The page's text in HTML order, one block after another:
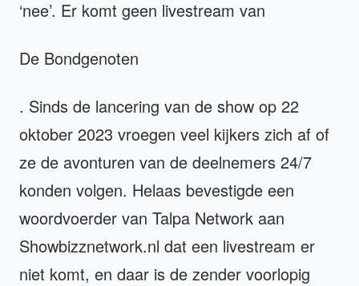
‘nee’. Er komt geen livestream van
De Bondgenoten
. Sinds de lancering van de show op 22
oktober 2023 vroegen veel kijkers zich af of
ze de avonturen van de deelnemers 24/7
konden volgen. Helaas bevestigde een
woordvoerder van Talpa Network aan
Showbizznetwork.nl dat een livestream er
niet komt, en daar is de zender voorlopig